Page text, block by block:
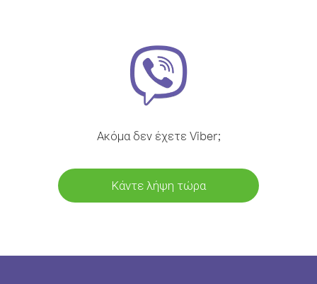
Ακόμα δεν έχετε Viber;
Κάντε λήψη τώρα